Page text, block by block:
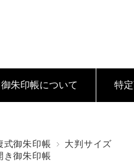
御朱印帳について 特
式御朱印帳
大判サイズ
き御朱印帳